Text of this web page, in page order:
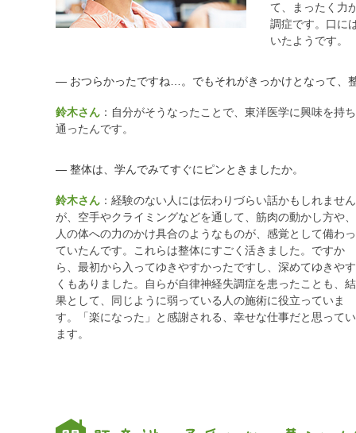
て、まったく力
調症です。口に
いたようです。
― おつらかったですね…。でもそれがきっかけとなって、
鈴木さん ：自分がそうなったことで、東洋医学に興味を持
通ったんです。
― 整体は、学んでみてすぐにピンときましたか。
鈴木さん ：経験のない人には伝わりづらい話かもしれません
が、空手やクライミングなどを通して、筋肉の動かし方や、
人の体への力のかけ具合のようなものが、感覚として備わっ
ていたんです。これらは整体にすごく活きました。ですか
ら、最初から入ってゆきやすかったですし、深めてゆきやす
くもありました。自らが自律神経失調症を患ったことも、結
果として、同じように弱っている人の施術に役立っていま
す。「楽になった」と感謝される、幸せな仕事だと思ってい
ます。